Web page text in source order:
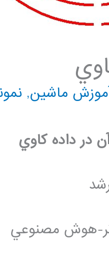
ماشين,
در داده کاوي
هوش مصنوعي